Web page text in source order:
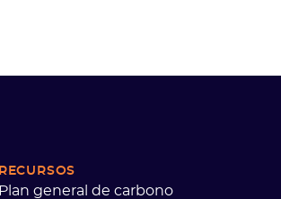
RECURSOS
Plan general de carbono